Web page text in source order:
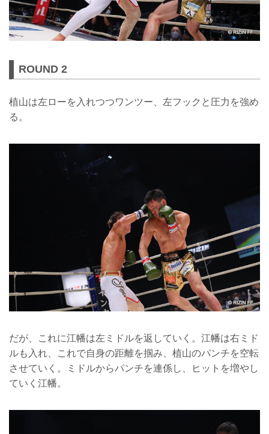
ROUND 2
植山は左ローを入れつつワンツー、左フックと圧力を強め
る。
だが、これに江幡は左ミドルを返していく。江幡は右ミド
ルも入れ、これで自身の距離を掴み、植山のパンチを空転
させていく。ミドルからパンチを連係し、ヒットを増やし
ていく江幡。